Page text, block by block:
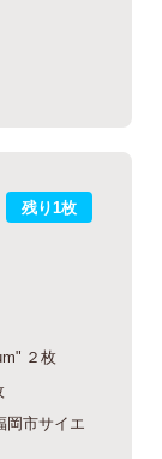
残り1枚
２枚
岡市サイエ